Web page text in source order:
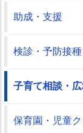
助成・支援
検診・予防接種
子育て相談・
保育園・児童